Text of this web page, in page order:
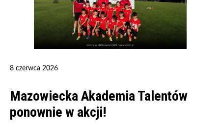
8 czerwca 2026
Mazowiecka Akademia Talentów
ponownie w akcji!